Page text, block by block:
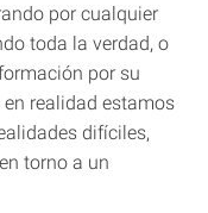
por cualquier
toda la verdad, o
por su
realidad estamos
difíciles,
torno a un